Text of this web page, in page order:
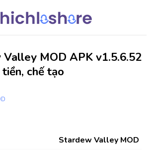
MOD APK v1.5.6.52
chế tạo
Stardew Valley MOD